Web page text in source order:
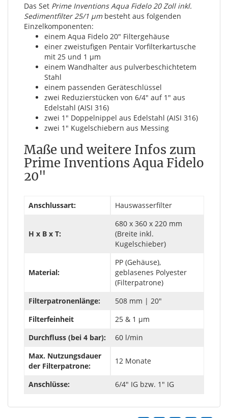
Das Set Prime Inventions Aqua Fidelo 20 Zoll inkl.
Sedimentfilter 25/1 µmbesteht aus folgenden
Einzelkomponenten:
einem Aqua Fidelo 20" Filtergehäuse
einer zweistufigen Pentair Vorfilterkartusche
mit 25 und 1 µm
einem Wandhalter aus pulverbeschichtetem
Stahl
einem passenden Geräteschlüssel
zwei Reduzierstücken von 6/4" auf 1" aus
Edelstahl (AISI 316)
zwei 1" Doppelnippel aus Edelstahl (AISI 316)
zwei 1" Kugelschiebern aus Messing
Maße und weitere Infos zum
Prime Inventions Aqua Fidelo
20"
Anschlussart: Hauswasserfilter
H x B x T:
680 x 360 x 220 mm
(Breite inkl.
Kugelschieber)
Material:
PP (Gehäuse),
geblasenes Polyester
(Filterpatrone)
Filterpatronenlänge:
508 mm | 20"
Filterfeinheit
25 & 1 µm
Durchfluss (bei 4 bar):
60 l/min
Max. Nutzungsdauer
der Filterpatrone:
12 Monate
Anschlüsse: 6/4" IG bzw. 1" IG